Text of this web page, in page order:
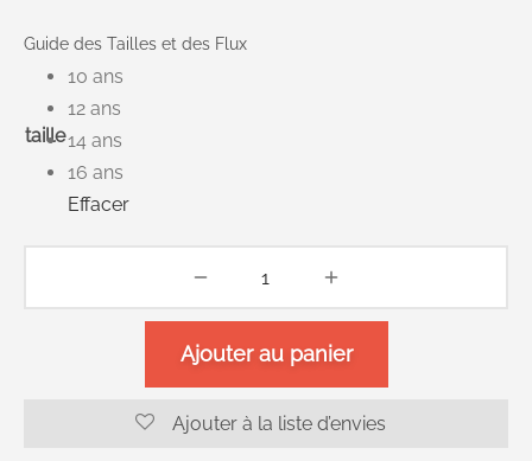
Guide des Tailles et des Flux
taille
10 ans
12 ans
14 ans
16 ans
Effacer
Ajouter au panier
Ajouter à la liste d’envies